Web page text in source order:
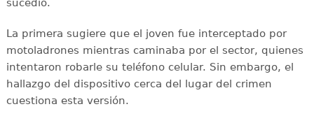
sucedió.
La primera sugiere que el joven fue interceptado por
motoladrones mientras caminaba por el sector, quienes
intentaron robarle su teléfono celular. Sin embargo, el
hallazgo del dispositivo cerca del lugar del crimen
cuestiona esta versión.